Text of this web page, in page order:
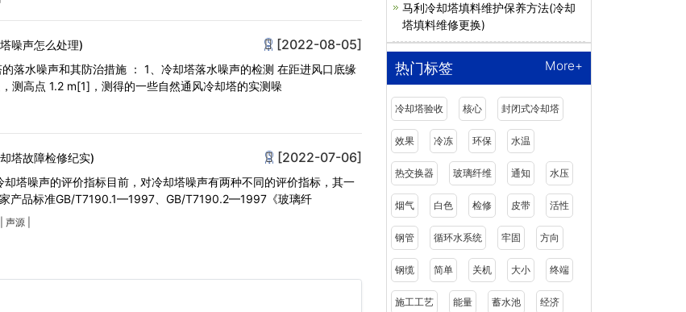
噪声怎么处理) [2022-08-05]
落水噪声和其防治措施 ： 1、冷却塔落水噪声的检测 在距进风口底缘
测高点 1.2 m[1]，测得的一些自然通风冷却塔的实测噪
塔故障检修纪实) [2022-07-06]
塔噪声的评价指标目前，对冷却塔噪声有两种不同的评价指标，其一
产品标准GB/T7190.1—1997、GB/T7190.2—1997《玻璃纤
声源
马利冷却塔填料维护保养方法(冷却
塔填料维修更换)
热门标签 More+
冷却塔验收 核心 封闭式冷却塔
效果 冷冻 环保 水温
热交换器 玻璃纤维 通知 水压
烟气 白色 检修 皮带 活性
钢管 循环水系统 牢固 方向
钢缆 简单 关机 大小 终端
施工工艺 能量 蓄水池 经济